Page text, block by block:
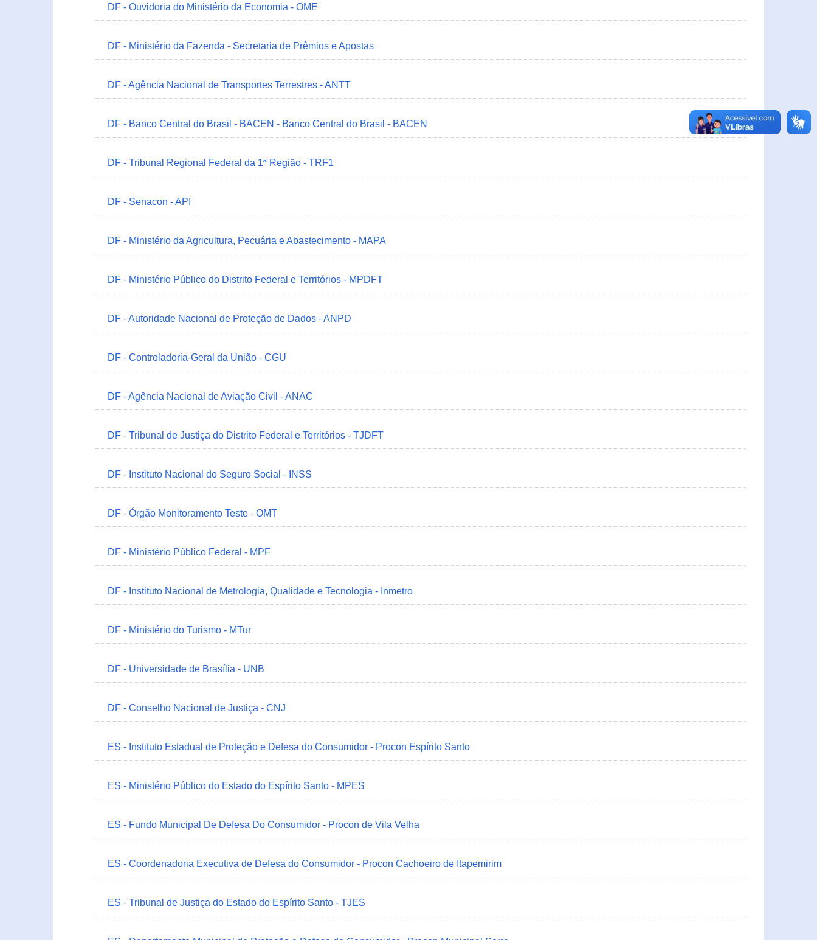
DF - Ouvidoria do Ministério da Economia - OME
DF - Ministério da Fazenda - Secretaria de Prêmios e Apostas
DF - Agência Nacional de Transportes Terrestres - ANTT
DF - Banco Central do Brasil - BACEN - Banco Central do Brasil - BACEN
DF - Tribunal Regional Federal da 1ª Região - TRF1
DF - Senacon - API
DF - Ministério da Agricultura, Pecuária e Abastecimento - MAPA
DF - Ministério Público do Distrito Federal e Territórios - MPDFT
DF - Autoridade Nacional de Proteção de Dados - ANPD
DF - Controladoria-Geral da União - CGU
DF - Agência Nacional de Aviação Civil - ANAC
DF - Tribunal de Justiça do Distrito Federal e Territórios - TJDFT
DF - Instituto Nacional do Seguro Social - INSS
DF - Órgão Monitoramento Teste - OMT
DF - Ministério Público Federal - MPF
DF - Instituto Nacional de Metrologia, Qualidade e Tecnologia - Inmetro
DF - Ministério do Turismo - MTur
DF - Universidade de Brasília - UNB
DF - Conselho Nacional de Justiça - CNJ
ES - Instituto Estadual de Proteção e Defesa do Consumidor - Procon Espírito Santo
ES - Ministério Público do Estado do Espírito Santo - MPES
ES - Fundo Municipal De Defesa Do Consumidor - Procon de Vila Velha
ES - Coordenadoria Executiva de Defesa do Consumidor - Procon Cachoeiro de Itapemirim
ES - Tribunal de Justiça do Estado do Espírito Santo - TJES